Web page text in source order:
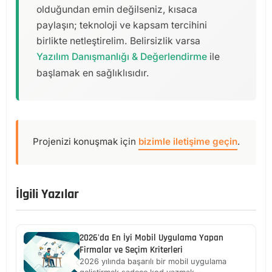
olduğundan emin değilseniz, kısaca
paylaşın; teknoloji ve kapsam tercihini
birlikte netleştirelim. Belirsizlik varsa
Yazılım Danışmanlığı & Değerlendirmeile
başlamak en sağlıklısıdır.
Projenizi konuşmak için bizimle iletişime geçin.
İlgili Yazılar
2026'da En İyi Mobil Uygulama Yapan
Firmalar ve Seçim Kriterleri
2026 yılında başarılı bir mobil uygulama